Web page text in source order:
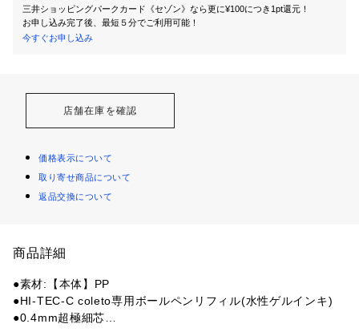
三井ショッピングパークカード《セゾン》なら更に¥100につき1pt還元！
お申し込み完了後、最短５分でご利用可能！
今すぐお申し込み
店舗在庫を確認
価格表示について
取り寄せ商品について
返品交換について
商品詳細
●素材:【本体】PP
●HI-TEC-C coleto専用ボールペンリフィル(水性ゲルインキ)
●0.4mm超極細芯